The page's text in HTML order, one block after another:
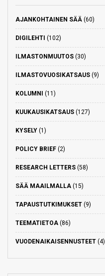
AJANKOHTAINEN SÄÄ (60)
DIGILEHTI (102)
ILMASTONMUUTOS (30)
ILMASTOVUOSIKATSAUS (9)
KOLUMNI (11)
KUUKAUSIKATSAUS (127)
KYSELY (1)
POLICY BRIEF (2)
RESEARCH LETTERS (58)
SÄÄ MAAILMALLA (15)
TAPAUSTUTKIMUKSET (9)
TEEMATIETOA (86)
VUODENAIKAISENNUSTEET (4)